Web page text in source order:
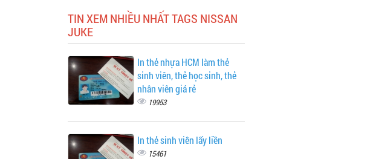
TIN XEM NHIỀU NHẤT TAGS NISSAN
JUKE
In thẻ nhựa HCM làm thẻ
sinh viên, thẻ học sinh, thẻ
nhân viên giá rẻ
19953
In thẻ sinh viên lấy liền
15461